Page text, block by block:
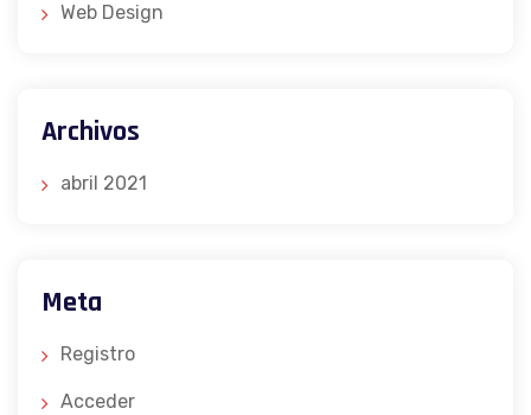
Web Design
Archivos
abril 2021
Meta
Registro
Acceder